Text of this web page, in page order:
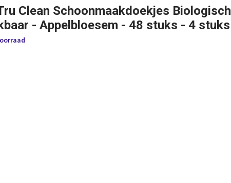
Clean Schoonmaakdoekjes Biologisch
- Appelbloesem - 48 stuks - 4 stuks